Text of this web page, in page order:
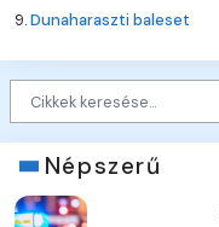
9.Dunaharaszti baleset
Népszerű